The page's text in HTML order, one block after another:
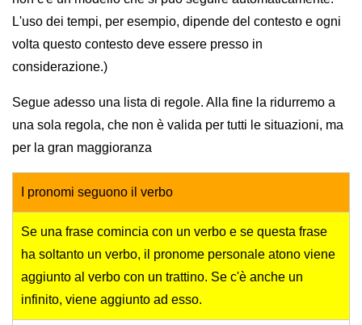
L'uso dei tempi, per esempio, dipende del contesto e ogni
volta questo contesto deve essere presso in
considerazione.)
Segue adesso una lista di regole. Alla fine la ridurremo a
una sola regola, che non è valida per tutti le situazioni, ma
per la gran maggioranza
I pronomi seguono il verbo
Se una frase comincia con un verbo e se questa frase
ha soltanto un verbo, il pronome personale atono viene
aggiunto al verbo con un trattino. Se c'è anche un
infinito, viene aggiunto ad esso.